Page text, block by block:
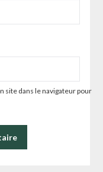
site dans le navigateur pour